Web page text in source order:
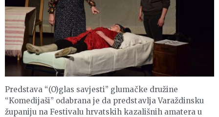
Predstava “(O)glas savjesti” glumačke družine
“Komedijaši” odabrana je da predstavlja Varaždinsku
županiju na Festivalu hrvatskih kazališnih amatera u